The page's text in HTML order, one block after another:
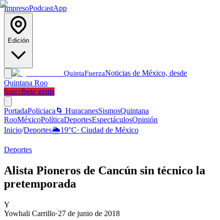
ImpresoPodcastApp
Edición
QuintaFuerzaNoticias de México, desde
Quintana Roo
Suscríbete gratis
PortadaPoliciaca 🌀 HuracanesSismosQuintana
RooMéxicoPolíticaDeportesEspectáculosOpinión
Inicio/Deportes🌦️19°C· Ciudad de México
Deportes
Alista Pioneros de Cancún sin técnico la
pretemporada
Y
Yowhali Carrillo·27 de junio de 2018